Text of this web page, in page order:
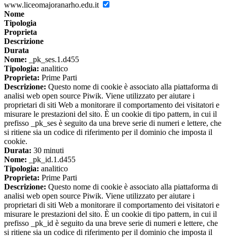
www.liceomajoranarho.edu.it
Nome
Tipologia
Proprieta
Descrizione
Durata
Nome: _pk_ses.1.d455
Tipologia: analitico
Proprieta: Prime Parti
Descrizione: Questo nome di cookie è associato alla piattaforma di
analisi web open source Piwik. Viene utilizzato per aiutare i
proprietari di siti Web a monitorare il comportamento dei visitatori e
misurare le prestazioni del sito. È un cookie di tipo pattern, in cui il
prefisso _pk_ses è seguito da una breve serie di numeri e lettere, che
si ritiene sia un codice di riferimento per il dominio che imposta il
cookie.
Durata: 30 minuti
Nome: _pk_id.1.d455
Tipologia: analitico
Proprieta: Prime Parti
Descrizione: Questo nome di cookie è associato alla piattaforma di
analisi web open source Piwik. Viene utilizzato per aiutare i
proprietari di siti Web a monitorare il comportamento dei visitatori e
misurare le prestazioni del sito. È un cookie di tipo pattern, in cui il
prefisso _pk_id è seguito da una breve serie di numeri e lettere, che
si ritiene sia un codice di riferimento per il dominio che imposta il